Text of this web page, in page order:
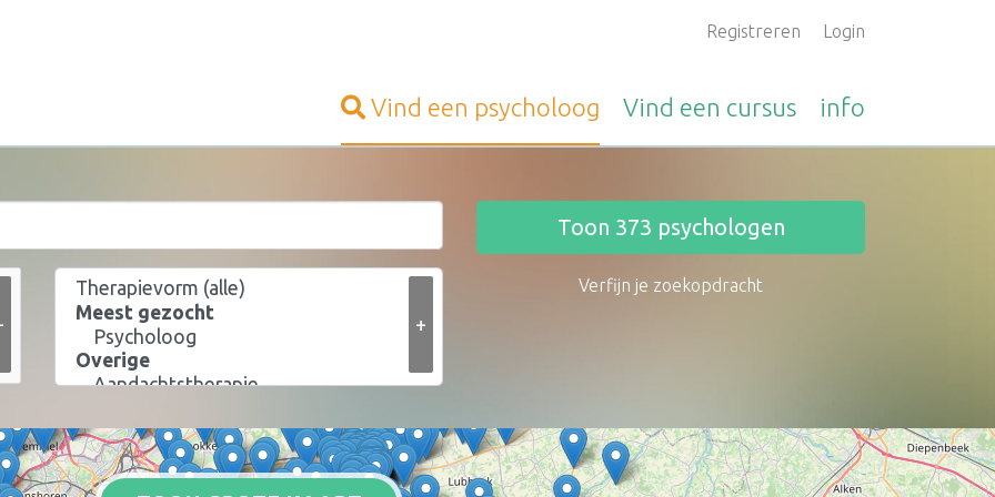
Registreren Login
Vind een psycholoog Vind een cursus info
+
Toon 373 psychologen
Verfijn je zoekopdracht